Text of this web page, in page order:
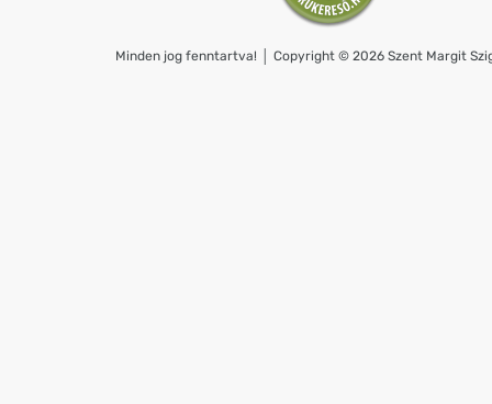
Minden jog fenntartva! │ Copyright © 2026 Szent Margit